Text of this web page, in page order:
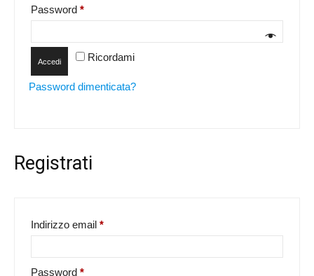
Password *Richiesto
Ricordami
Accedi
Password dimenticata?
Registrati
Indirizzo email *Richiesto
Password *Richiesto